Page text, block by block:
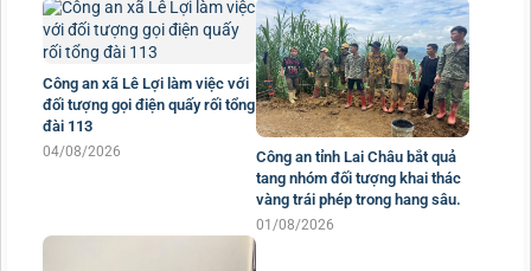
Công an xã Lê Lợi làm việc với
đối tượng gọi điện quấy rối tổng
đài 113
04/08/2026
Công an tỉnh Lai Châu bắt quả
tang nhóm đối tượng khai thác
vàng trái phép trong hang sâu.
01/08/2026